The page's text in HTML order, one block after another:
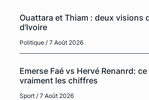
Ouattara et Thiam : deux visions
d’Ivoire
Politique / 7 Août 2026
Emerse Faé vs Hervé Renanrd:
vraiment les chiffres
Sport / 7 Août 2026